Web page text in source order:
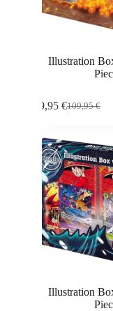
Illustration
109,95€
El
era:
109,95 €.
99,95 €El
es:
99,95 €.
Illustration